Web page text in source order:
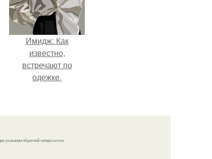
Имидж: Как
известно,
встречают по
одежке.
указании обратной гиперссылки.